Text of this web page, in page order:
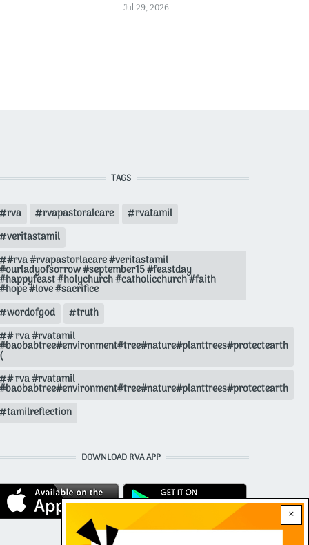
Jul 29, 2026
×
TAGS
rva rvapastoralcare
rvatamil
veritastamil
#rva #rvapastorlacare #veritastamil
#september15 #feastday
#holychurch #catholicchurch #faith
#love #sacrifice
wordofgod
truth
# rva #rvatamil
# rva #rvatamil
tamilreflection
DOWNLOAD RVA APP